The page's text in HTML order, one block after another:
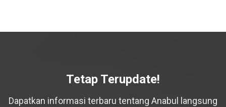
Tetap Terupdate!
Dapatkan informasi terbaru tentang Anabul langsung